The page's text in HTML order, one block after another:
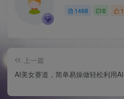
1468 0
上一篇
AI美女赛道，简单易操做轻松利用